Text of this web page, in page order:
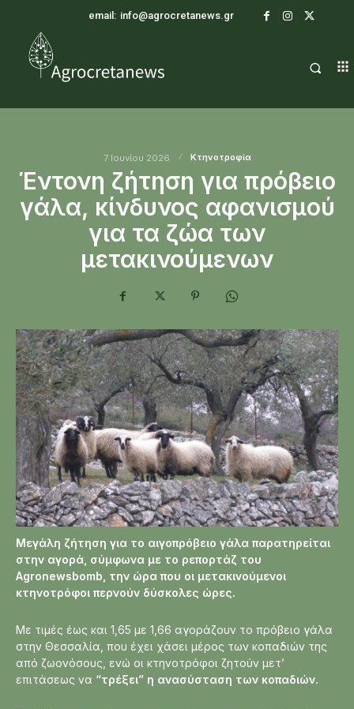
email: info@agrocretanews.gr
7 Ιουνίου 2026 Κτηνοτροφία
Έντονη ζήτηση για πρόβειο
γάλα, κίνδυνος αφανισμού
για τα ζώα των
μετακινούμενων
Μεγάλη ζήτηση για το αιγοπρόβειο γάλα παρατηρείται
στην αγορά, σύμφωνα με το ρεπορτάζ του
Agronewsbomb, την ώρα που οι μετακινούμενοι
κτηνοτρόφοι περνούν δύσκολες ώρες.
Με τιμές έως και 1,65 με 1,66 αγοράζουν το πρόβειο γάλα
στην Θεσσαλία, που έχει χάσει μέρος των κοπαδιών της
από ζωονόσους, ενώ οι κτηνοτρόφοι ζητούν μετ’
επιτάσεως να “τρέξει” η ανασύσταση των κοπαδιών.